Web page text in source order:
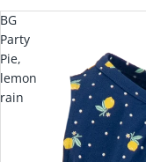
BG
Party
Pie,
lemon
rain